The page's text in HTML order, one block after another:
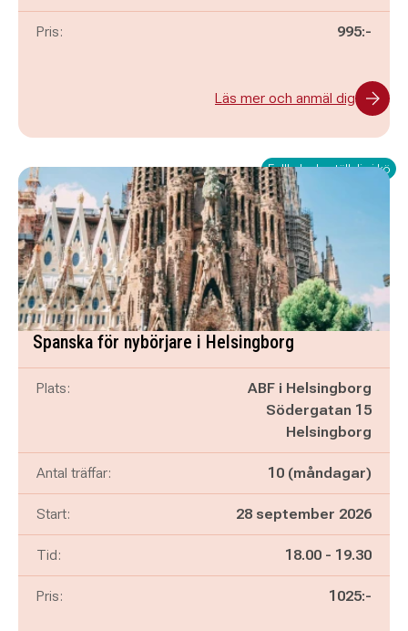
Pris: 995:-
Läs mer och anmäl dig
Fullbokad - ställ dig i kö
Spanska för nybörjare i Helsingborg
Plats:
ABF i Helsingborg
Södergatan 15
Helsingborg
Antal träffar: 10 (måndagar)
Start: 28 september 2026
Tid: Pågår mellan
18.00 - och
19.30
Pris: 1025:-